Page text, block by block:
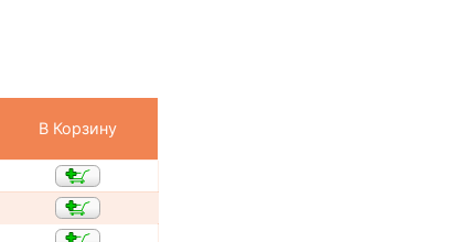
В Корзину